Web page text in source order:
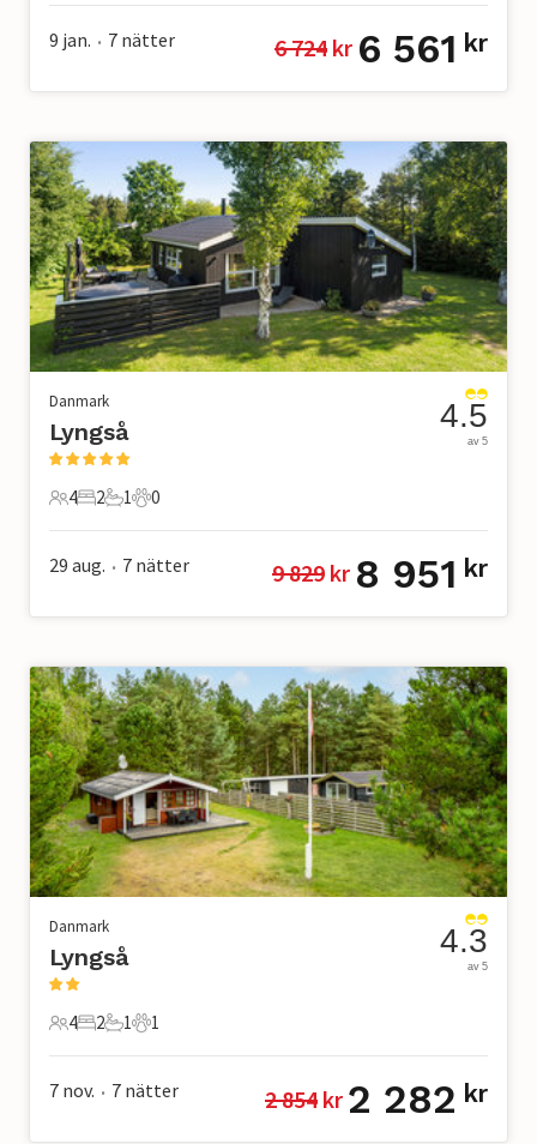
9 jan. • 7 nätter 6 724 kr 6 561 kr
Danmark
Lyngså
4 Gäster
4
2 Sovrum
2
1 Badrum
1
0 Husdjur
0
4.5
av 5
29 aug. • 7 nätter 9 829 kr 8 951 kr
Danmark
Lyngså
4 Gäster
4
2 Sovrum
2
1 Badrum
1
1 Husdjur
1
4.3
av 5
7 nov. • 7 nätter 2 854 kr 2 282 kr